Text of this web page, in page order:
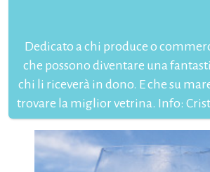
Dedicato a chi produce o
che possono diventare una
chi li riceverà in dono. E che su
trovare la miglior vetrina. Info: